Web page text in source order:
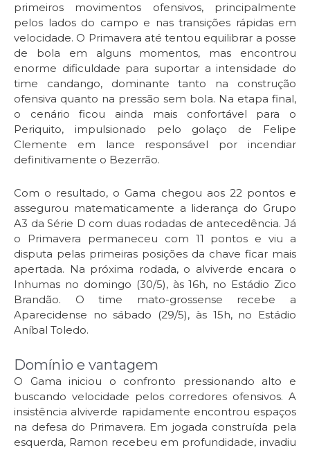
primeiros movimentos ofensivos, principalmente
pelos lados do campo e nas transições rápidas em
velocidade. O Primavera até tentou equilibrar a posse
de bola em alguns momentos, mas encontrou
enorme dificuldade para suportar a intensidade do
time candango, dominante tanto na construção
ofensiva quanto na pressão sem bola. Na etapa final,
o cenário ficou ainda mais confortável para o
Periquito, impulsionado pelo golaço de Felipe
Clemente em lance responsável por incendiar
definitivamente o Bezerrão.
Com o resultado, o Gama chegou aos 22 pontos e
assegurou matematicamente a liderança do Grupo
A3 da Série D com duas rodadas de antecedência. Já
o Primavera permaneceu com 11 pontos e viu a
disputa pelas primeiras posições da chave ficar mais
apertada. Na próxima rodada, o alviverde encara o
Inhumas no domingo (30/5), às 16h, no Estádio Zico
Brandão. O time mato-grossense recebe a
Aparecidense no sábado (29/5), às 15h, no Estádio
Aníbal Toledo.
Domínio e vantagem
O Gama iniciou o confronto pressionando alto e
buscando velocidade pelos corredores ofensivos. A
insistência alviverde rapidamente encontrou espaços
na defesa do Primavera. Em jogada construída pela
esquerda, Ramon recebeu em profundidade, invadiu